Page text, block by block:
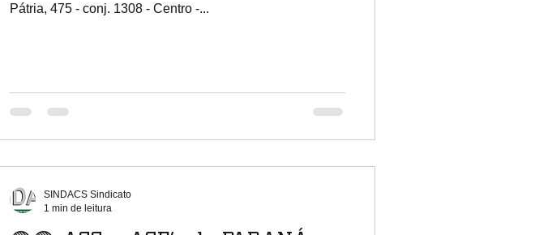
Pátria, 475 - conj. 1308 - Centro -...
SINDACS Sindicato
1 min de leitura